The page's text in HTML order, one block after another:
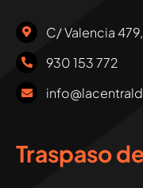
C/ Valencia
930 153 772
Traspaso